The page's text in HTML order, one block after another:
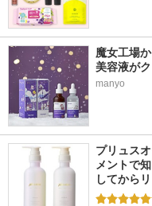
SHISEIDO
5.3
7224件
PDRN100ヒアルロ
Anua
魔女工場
美容液が
manyo
プリュス
メントで
してから